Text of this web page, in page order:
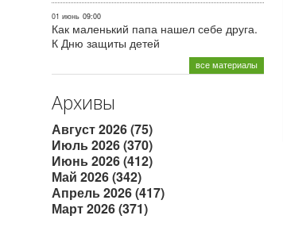
01 июнь 09:00
Как маленький папа нашел себе друга.
К Дню защиты детей
все материалы
Архивы
Август 2026 (75)
Июль 2026 (370)
Июнь 2026 (412)
Май 2026 (342)
Апрель 2026 (417)
Март 2026 (371)